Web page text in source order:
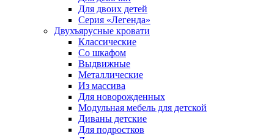
Для двоих детей
Серия «Легенда»
Двухъярусные кровати
Классические
Со шкафом
Выдвижные
Металлические
Из массива
Для новорожденных
Модульная мебель для детской
Диваны детские
Для подростков